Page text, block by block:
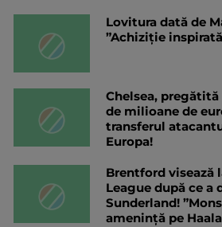
Lovitura dată de
”Achiziție
Chelsea, pregătită
de milioane de
transferul
Europa!
Brentford visează
League după ce a
Sunderland!
amenință pe